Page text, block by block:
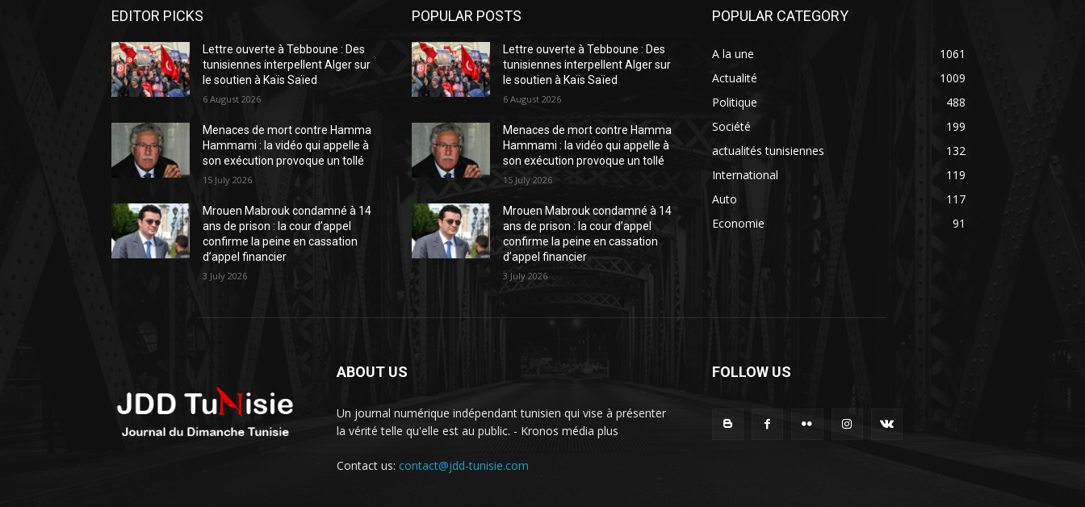
EDITOR PICKS
Lettre ouverte à Tebboune : Des
tunisiennes interpellent Alger sur
le soutien à Kaïs Saïed
6 August 2026
Menaces de mort contre Hamma
Hammami : la vidéo qui appelle à
son exécution provoque un tollé
15 July 2026
Mrouen Mabrouk condamné à 14
ans de prison : la cour d’appel
confirme la peine en cassation
d’appel financier
3 July 2026
POPULAR POSTS
Lettre ouverte à Tebboune : Des
tunisiennes interpellent Alger sur
le soutien à Kaïs Saïed
6 August 2026
Menaces de mort contre Hamma
Hammami : la vidéo qui appelle à
son exécution provoque un tollé
15 July 2026
Mrouen Mabrouk condamné à 14
ans de prison : la cour d’appel
confirme la peine en cassation
d’appel financier
3 July 2026
POPULAR CATEGORY
A la une
1061
Actualité
1009
Politique
488
Société
199
actualités tunisiennes
132
International
119
Auto
117
Economie
91
ABOUT US
Un journal numérique indépendant tunisien qui vise à présenter
la vérité telle qu'elle est au public. - Kronos média plus
Contact us: contact@jdd-tunisie.com
FOLLOW US